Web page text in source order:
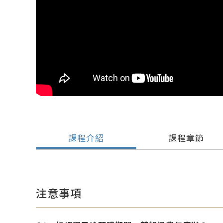
課程介紹 課程章節
注意事項